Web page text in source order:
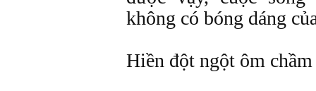
không có bóng dáng
Hiền đột ngột ôm